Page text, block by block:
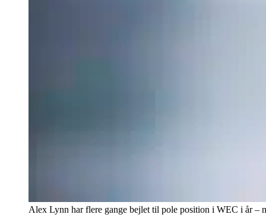
Alex Lynn har flere gange bejlet til pole position i WEC i år –